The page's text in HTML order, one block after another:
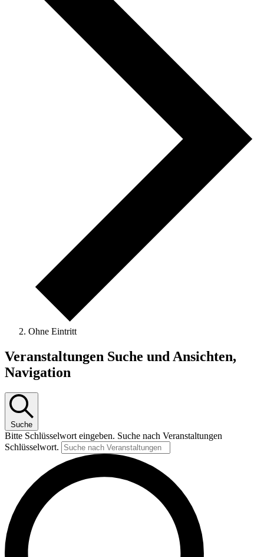
Ohne Eintritt
Veranstaltungen Suche und Ansichten,
Navigation
Suche
Bitte Schlüsselwort eingeben. Suche nach Veranstaltungen
Schlüsselwort.